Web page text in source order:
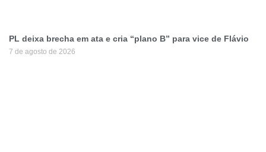
PL deixa brecha em ata e cria “plano B” para vice de Flávio
7 de agosto de 2026